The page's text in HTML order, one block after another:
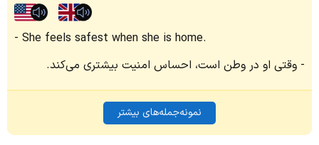
She feels safest when she is home.
وقتی او در وطن است، احساس امنیت بیشتری می‌کند.
نمونه‌جمله‌های بیشتر